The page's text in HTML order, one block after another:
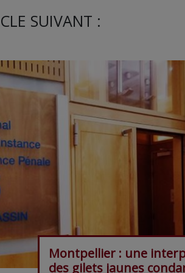
SUIVANT :
Montpellier : une
des gilets jaunes